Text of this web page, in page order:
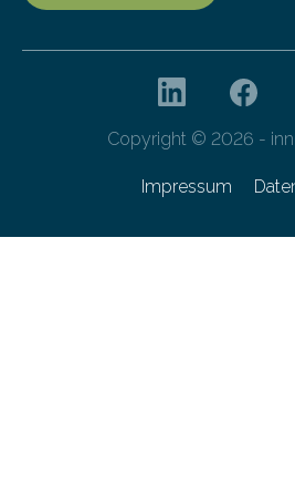
Copyright © 2026 -
Impressum